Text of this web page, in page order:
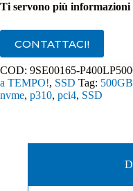
Ti servono più informazioni
CONTATTACI!
COD: 9SE00165-
a TEMPO!, SSD Tag: 500GB
nvme, p310, pci4, SSD